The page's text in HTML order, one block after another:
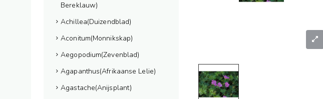
Bereklauw)
Achillea(Duizendblad)
Aconitum(Monnikskap)
Aegopodium(Zevenblad)
Agapanthus(Afrikaanse Lelie)
Agastache(Anijsplant)